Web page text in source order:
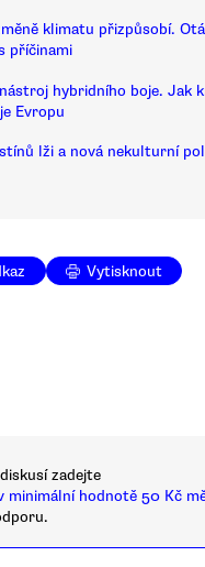
klimatu přizpůsobí.
příčinami
hybridního boje. Jak
Evropu
lži a nová nekulturní
Vytisknout
zadejte
minimální hodnotě 50 Kč